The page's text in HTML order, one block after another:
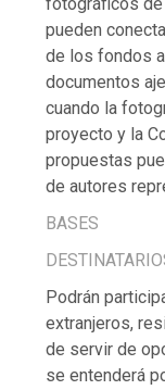
pueden
de los fondos
documentos
cuando la
proyecto y la
propuestas
de autores
BASES
Podrán
extranjeros,
de servir de
se entenderá